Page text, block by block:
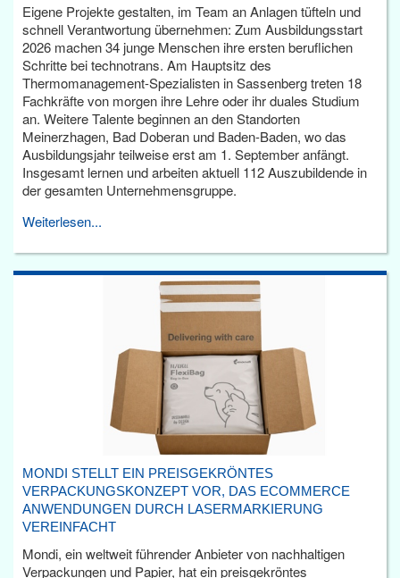
Eigene Projekte gestalten, im Team an Anlagen tüfteln und
schnell Verantwortung übernehmen: Zum Ausbildungsstart
2026 machen 34 junge Menschen ihre ersten beruflichen
Schritte bei technotrans. Am Hauptsitz des
Thermomanagement-Spezialisten in Sassenberg treten 18
Fachkräfte von morgen ihre Lehre oder ihr duales Studium
an. Weitere Talente beginnen an den Standorten
Meinerzhagen, Bad Doberan und Baden-Baden, wo das
Ausbildungsjahr teilweise erst am 1. September anfängt.
Insgesamt lernen und arbeiten aktuell 112 Auszubildende in
der gesamten Unternehmensgruppe.
Weiterlesen...
MONDI STELLT EIN PREISGEKRÖNTES
VERPACKUNGSKONZEPT VOR, DAS ECOMMERCE
ANWENDUNGEN DURCH LASERMARKIERUNG
VEREINFACHT
Mondi, ein weltweit führender Anbieter von nachhaltigen
Verpackungen und Papier, hat ein preisgekröntes